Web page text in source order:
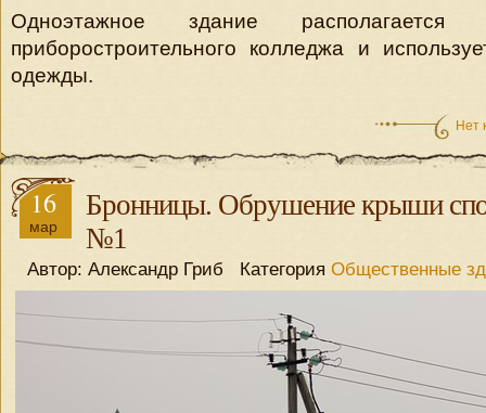
Одноэтажное здание располагается
приборостроительного колледжа и
одежды.
Нет
16
мар
Бронницы. Обрушение крыши
№1
Автор: Александр Гриб Категория Общественные